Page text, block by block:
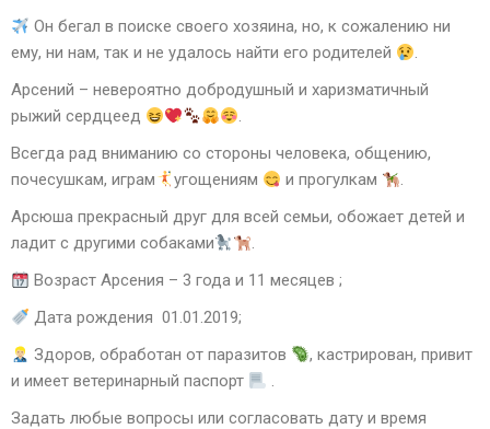
Он бегал в поиске своего хозяина, но, к сожалению ни
ему, ни нам, так и не удалось найти его родителей
.
Арсений – невероятно добродушный и харизматичный
рыжий сердцеед
.
Всегда рад вниманию со стороны человека, общению,
почесушкам, играм
угощениям и прогулкам
.
Арсюша прекрасный друг для всей семьи, обожает детей и
ладит с другими собаками
.
Возраст Арсения – 3 года и 11 месяцев ;
Дата рождения 01.01.2019;
Здоров, обработан от паразитов
, кастрирован, привит
и имеет ветеринарный паспорт
.
Задать любые вопросы или согласовать дату и время